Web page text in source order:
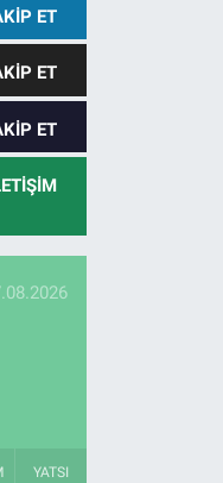
ET
ET
ET
YATSI